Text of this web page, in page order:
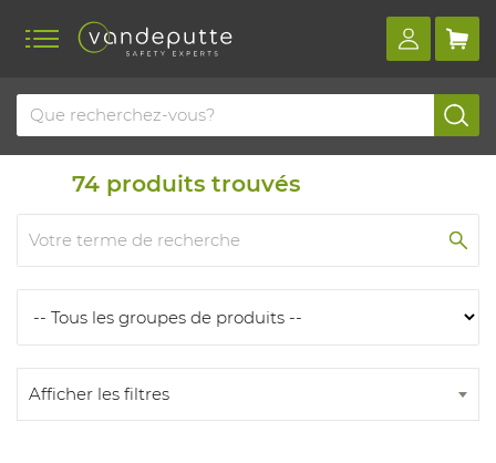
Home Produits Produits
74 produits trouvés
Afficher les filtres